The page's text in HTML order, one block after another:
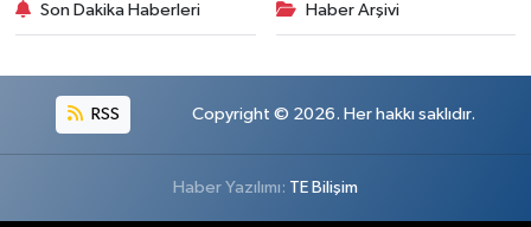
Son Dakika Haberleri Haber Arşivi
RSS Copyright © 2026. Her hakkı saklıdır.
Haber Yazılımı: TE Bilişim